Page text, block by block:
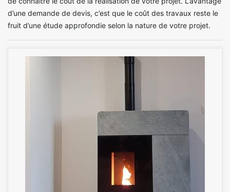
d’une demande de devis, c’est que le coût des travaux reste le
fruit d’une étude approfondie selon la nature de votre projet.